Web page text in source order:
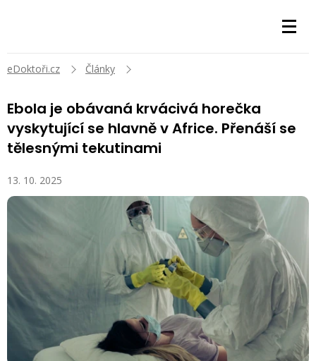
eDoktoři.cz Články
Ebola je obávaná krvácivá horečka
vyskytující se hlavně v Africe. Přenáší se
tělesnými tekutinami
13. 10. 2025